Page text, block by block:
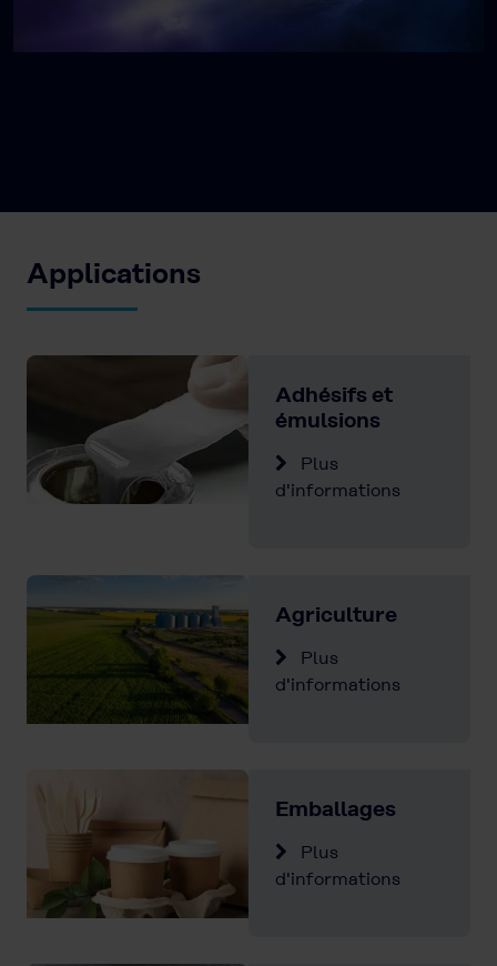
Applications
Adhésifs et
émulsions
Plus
d'informations
Agriculture
Plus
d'informations
Emballages
Plus
d'informations